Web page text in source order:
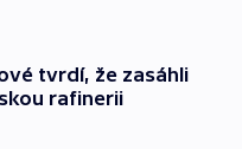
tvrdí, že zasáhli
rafinerii